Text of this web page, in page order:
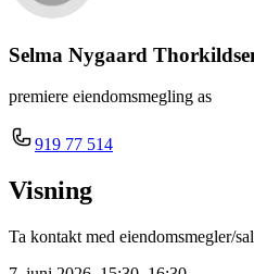
Selma Nygaard
premiere eiendomsmegling as
919 77 514
Visning
Ta kontakt med eiendomsmegler/